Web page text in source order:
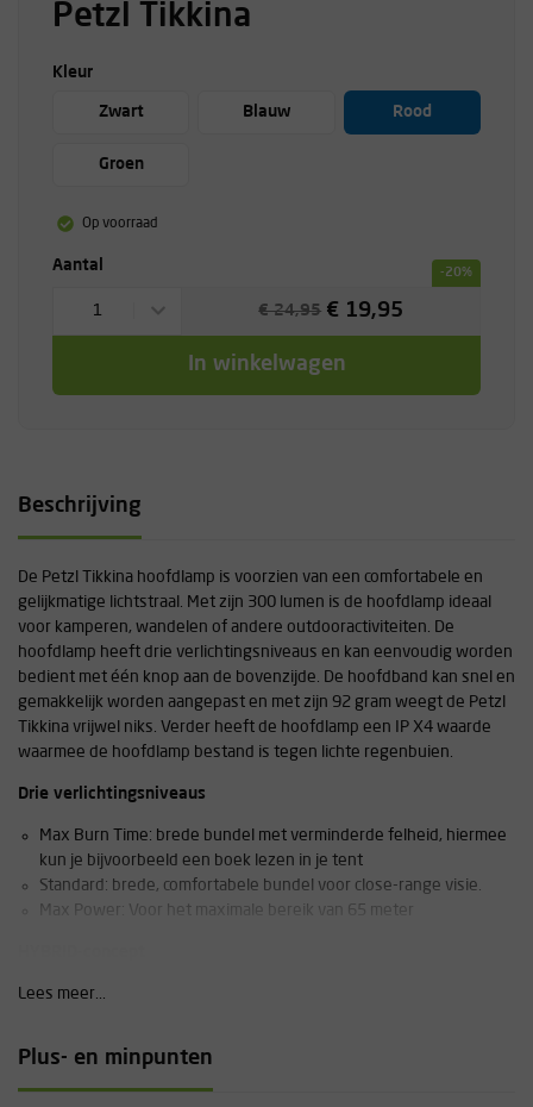
Petzl Tikkina
Kleur
Zwart Blauw Rood
Groen
Op voorraad
Aantal -20%
1 € 24,95 € 19,95
In winkelwagen
Beschrijving
De Petzl Tikkina hoofdlamp is voorzien van een comfortabele en
gelijkmatige lichtstraal. Met zijn 300 lumen is de hoofdlamp ideaal
voor kamperen, wandelen of andere outdooractiviteiten. De
hoofdlamp heeft drie verlichtingsniveaus en kan eenvoudig worden
bedient met één knop aan de bovenzijde. De hoofdband kan snel en
gemakkelijk worden aangepast en met zijn 92 gram weegt de Petzl
Tikkina vrijwel niks. Verder heeft de hoofdlamp een IP X4 waarde
waarmee de hoofdlamp bestand is tegen lichte regenbuien.
Drie verlichtingsniveaus
Max Burn Time: brede bundel met verminderde felheid, hiermee
kun je bijvoorbeeld een boek lezen in je tent
Standard: brede, comfortabele bundel voor close-range visie.
Max Power: Voor het maximale bereik van 65 meter
hoofdlampen van Petzl zowel gebruikt worden met de CORE-
en flexibele oplossing waarmee de gebruiker kan profiteren van elk
Lees meer...
Plus- en minpunten